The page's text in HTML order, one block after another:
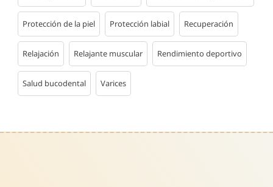
Protección de la piel Protección labial Recuperación
Relajación Relajante muscular Rendimiento deportivo
Salud bucodental Varices